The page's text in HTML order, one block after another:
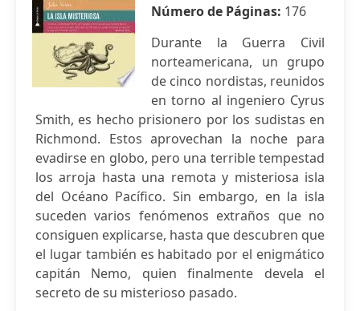
Número de Páginas: 176
Durante la Guerra Civil
norteamericana, un grupo
de cinco nordistas, reunidos
en torno al ingeniero Cyrus
Smith, es hecho prisionero por los sudistas en
Richmond. Estos aprovechan la noche para
evadirse en globo, pero una terrible tempestad
los arroja hasta una remota y misteriosa isla
del Océano Pacífico. Sin embargo, en la isla
suceden varios fenómenos extraños que no
consiguen explicarse, hasta que descubren que
el lugar también es habitado por el enigmático
capitán Nemo, quien finalmente devela el
secreto de su misterioso pasado.